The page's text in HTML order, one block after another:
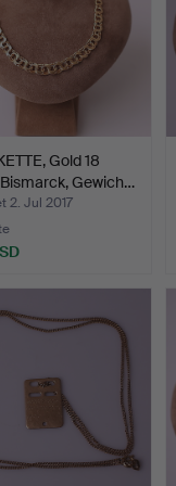
Gold 18
Gewich…
2. Jul 2017